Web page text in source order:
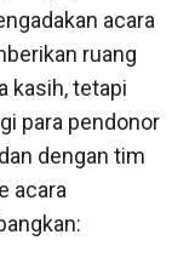
acara
ruang
kasih, tetapi
para pendonor
dengan tim
acara